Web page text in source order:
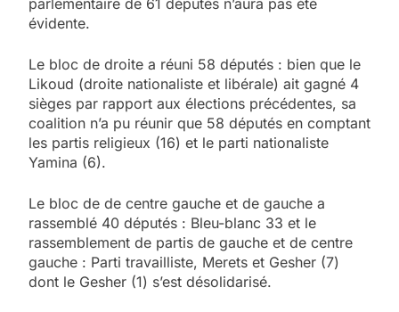
évidente.
Le bloc de droite a réuni 58 députés : bien que le
Likoud (droite nationaliste et libérale) ait gagné 4
sièges par rapport aux élections précédentes, sa
coalition n’a pu réunir que 58 députés en comptant
les partis religieux (16) et le parti nationaliste
Yamina (6).
Le bloc de de centre gauche et de gauche a
rassemblé 40 députés : Bleu-blanc 33 et le
rassemblement de partis de gauche et de centre
gauche : Parti travailliste, Merets et Gesher (7)
dont le Gesher (1) s’est désolidarisé.